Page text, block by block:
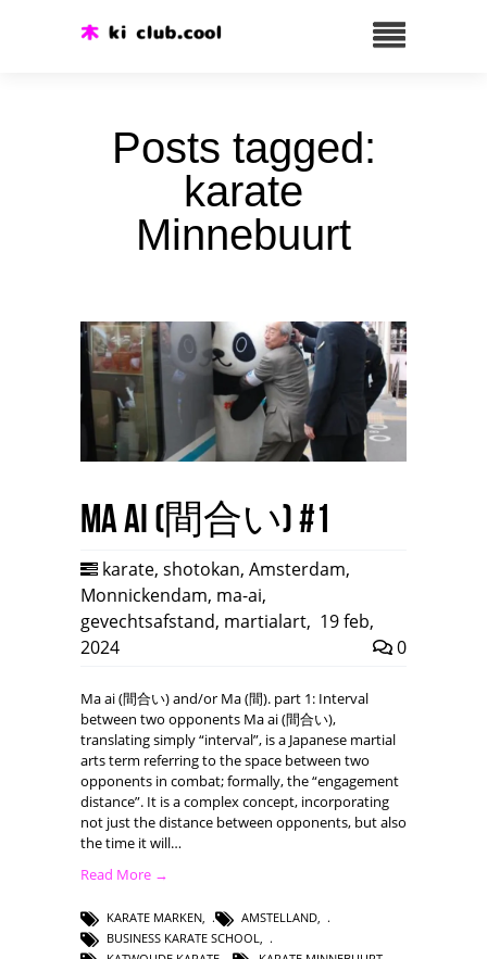
Posts tagged:
karate
Minnebuurt
Ma ai (間合い) #1
karate, shotokan, Amsterdam,
Monnickendam, ma-ai,
gevechtsafstand, martialart, 19 feb,
2024
0
Ma ai (間合い) and/or Ma (間). part 1: Interval
between two opponents Ma ai (間合い),
translating simply “interval”, is a Japanese martial
arts term referring to the space between two
opponents in combat; formally, the “engagement
distance”. It is a complex concept, incorporating
not just the distance between opponents, but also
the time it will…
Read More →
KARATE MARKEN AMSTELLAND
BUSINESS KARATE SCHOOL